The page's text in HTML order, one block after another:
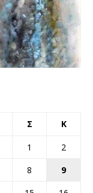
Σ Κ
1
2
8
9